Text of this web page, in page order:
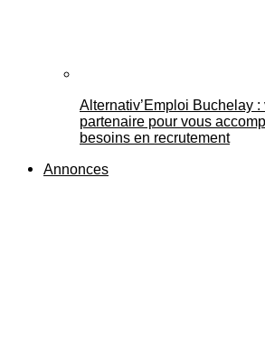
Alternativ’Emploi Buchelay
partenaire pour vous
besoins en recrutement
Annonces